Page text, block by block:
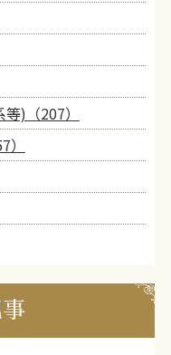
)（207）